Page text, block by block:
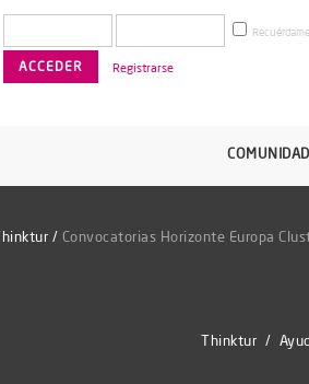
Recuérdame
Registrarse
/ Convocatorias Horizonte Europa
Thinktur /